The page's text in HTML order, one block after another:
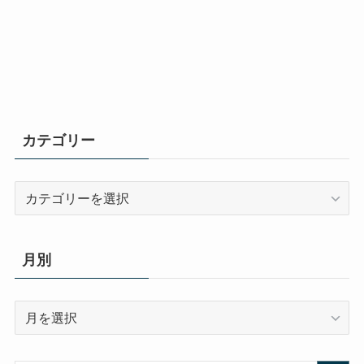
カテゴリー
リ
ー
月別